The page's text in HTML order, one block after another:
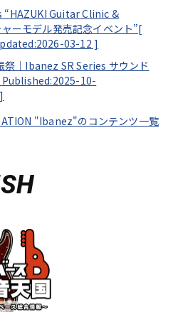
Guitar Clinic &
ーモデル発売記念イベント”[
03-12 ]
祭｜Ibanez SR Series サウンド
Published:2025-10-
]
"Ibanez"のコンテンツ一覧